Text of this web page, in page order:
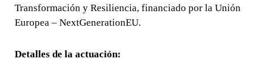
Transformación y Resiliencia, financiado por la Unión
Europea – NextGenerationEU.
Detalles de la actuación: